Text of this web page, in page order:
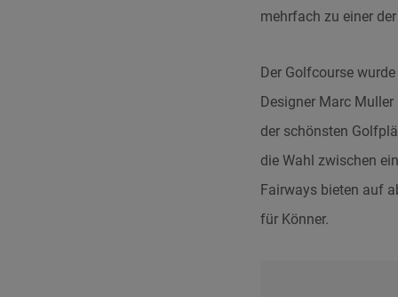
mehrfach zu einer
Der Golfcourse
Designer Marc
der schönsten
die Wahl zwischen
Fairways bieten auf
für Könner.